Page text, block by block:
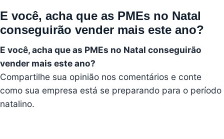
E você, acha que as PMEs no Natal
conseguirão vender mais este ano?
E você, acha que as PMEs no Natal conseguirão
vender mais este ano?
Compartilhe sua opinião nos comentários e conte
como sua empresa está se preparando para o período
natalino.